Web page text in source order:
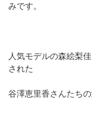
みです。
人気モデルの森絵梨
された
谷澤恵里香さんたち